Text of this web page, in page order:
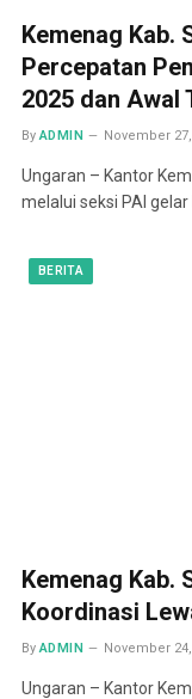
Kemenag Kab.
Percepatan
2025 dan Awal
By ADMIN November
Ungaran – Kantor
melalui seksi PAI
BERITA
Kemenag Kab.
Koordinasi
By ADMIN November
Ungaran – Kantor